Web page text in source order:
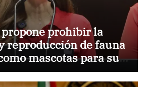
prohibir la
reproducción de fauna
mascotas para su